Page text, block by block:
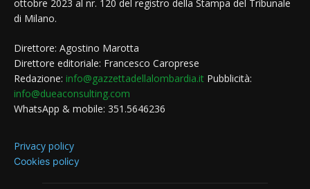
ottobre 2023 al nr. 120 del registro della Stampa del Tribunale
di Milano.
Direttore: Agostino Marotta
Direttore editoriale: Francesco Caroprese
Redazione: info@gazzettadellalombardia.it Pubblicità:
info@dueaconsulting.com
WhatsApp & mobile: 351.5646236
Privacy policy
Cookies policy